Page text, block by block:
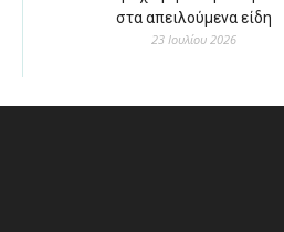
στα απειλούμενα είδη
23 Ιουλίου 2026